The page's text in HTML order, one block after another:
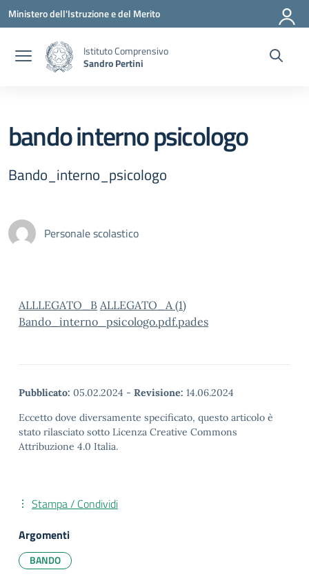
Vai ai contenuti
Vai al menu di navigazione
Vai al footer
Ministero dell'Istruzione e del Merito
Istituto Comprensivo
Sandro Pertini
bando interno psicologo
Bando_interno_psicologo
Personale scolastico
ALLLEGATO_B ALLEGATO_A (1)
Bando_interno_psicologo.pdf.pades
Pubblicato: 05.02.2024 - Revisione: 14.06.2024
Eccetto dove diversamente specificato, questo articolo è
stato rilasciato sotto Licenza Creative Commons
Attribuzione 4.0 Italia.
Stampa / Condividi
Argomenti
BANDO